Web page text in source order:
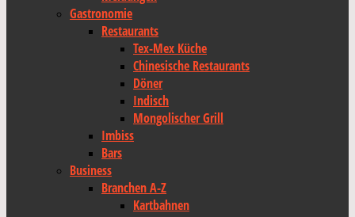
Gastronomie
Restaurants
Tex-Mex Küche
Chinesische Restaurants
Döner
Indisch
Mongolischer Grill
Imbiss
Bars
Business
Branchen A-Z
Kartbahnen